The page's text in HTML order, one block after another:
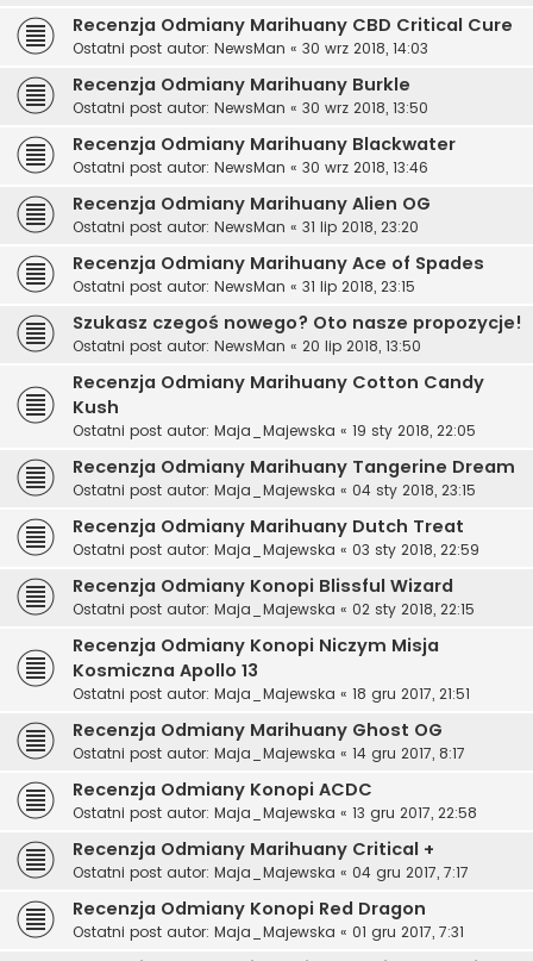
Recenzja Odmiany Marihuany CBD Critical Cure
Ostatni post autor: NewsMan « 30 wrz 2018, 14:03
Recenzja Odmiany Marihuany Burkle
Ostatni post autor: NewsMan « 30 wrz 2018, 13:50
Recenzja Odmiany Marihuany Blackwater
Ostatni post autor: NewsMan « 30 wrz 2018, 13:46
Recenzja Odmiany Marihuany Alien OG
Ostatni post autor: NewsMan « 31 lip 2018, 23:20
Recenzja Odmiany Marihuany Ace of Spades
Ostatni post autor: NewsMan « 31 lip 2018, 23:15
Szukasz czegoś nowego? Oto nasze propozycje!
Ostatni post autor: NewsMan « 20 lip 2018, 13:50
Recenzja Odmiany Marihuany Cotton Candy
Kush
Ostatni post autor: Maja_Majewska « 19 sty 2018, 22:05
Recenzja Odmiany Marihuany Tangerine Dream
Ostatni post autor: Maja_Majewska « 04 sty 2018, 23:15
Recenzja Odmiany Marihuany Dutch Treat
Ostatni post autor: Maja_Majewska « 03 sty 2018, 22:59
Recenzja Odmiany Konopi Blissful Wizard
Ostatni post autor: Maja_Majewska « 02 sty 2018, 22:15
Recenzja Odmiany Konopi Niczym Misja
Kosmiczna Apollo 13
Ostatni post autor: Maja_Majewska « 18 gru 2017, 21:51
Recenzja Odmiany Marihuany Ghost OG
Ostatni post autor: Maja_Majewska « 14 gru 2017, 8:17
Recenzja Odmiany Konopi ACDC
Ostatni post autor: Maja_Majewska « 13 gru 2017, 22:58
Recenzja Odmiany Marihuany Critical +
Ostatni post autor: Maja_Majewska « 04 gru 2017, 7:17
Recenzja Odmiany Konopi Red Dragon
Ostatni post autor: Maja_Majewska « 01 gru 2017, 7:31